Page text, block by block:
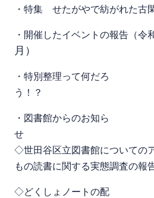
・特集 せたがやで紡がれた古
・開催したイベントの報告（令
月）
・特別整理って何だろ
う！？
・図書館からのお知ら
◇世田谷区立図書館についての
もの読書に関する実態調査の報
◇どくしょノートの配